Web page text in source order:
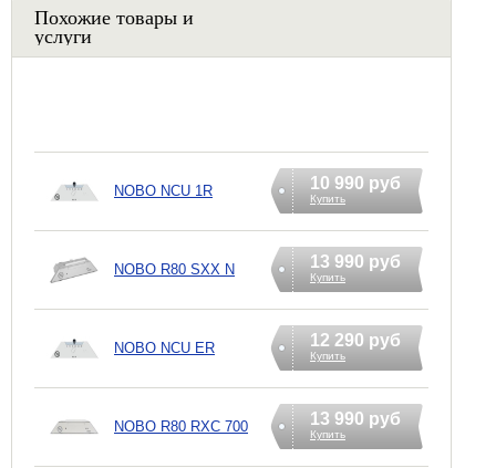
Похожие товары и
услуги
NOBO NCU 1R 10 990 руб
Купить
NOBO R80 SXX N 13 990 руб
Купить
NOBO NCU ER 12 290 руб
Купить
NOBO R80 RXC 700 13 990 руб
Купить